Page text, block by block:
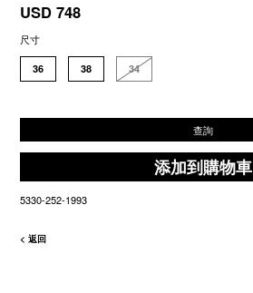
USD 748
尺寸
36 38 34
查詢
添加到購物車
5330-252-1993
< 返回